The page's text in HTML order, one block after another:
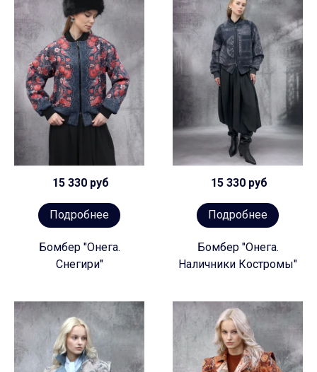
15 330 руб
Подробнее
Бомбер "Онега.
Снегири"
15 330 руб
Подробнее
Бомбер "Онега.
Наличники Костромы"